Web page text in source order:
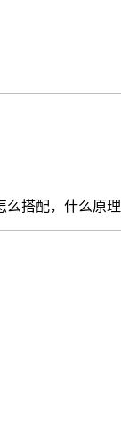
搭配，什么原